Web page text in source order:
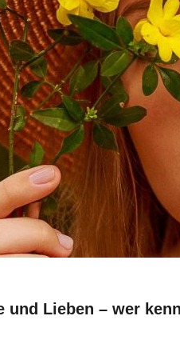
und Lieben – wer